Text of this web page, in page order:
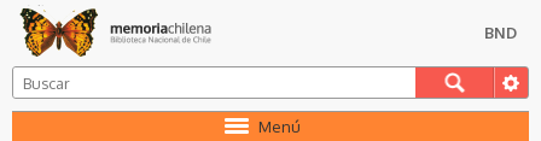
BND
Menú